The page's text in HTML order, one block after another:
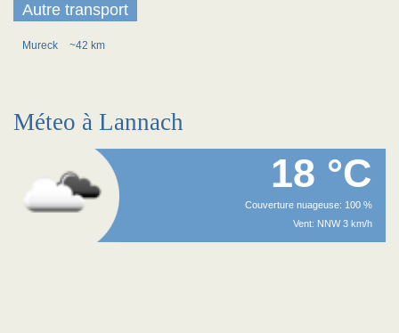
Autre transport
Mureck ~42 km
Méteo à Lannach
18 °C
Couverture nuageuse: 100 %
Vent: NNW 3 km/h